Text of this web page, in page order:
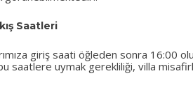
Saatleri
giriş saati öğleden sonra 16:00
saatlere uymak gerekliliği, villa